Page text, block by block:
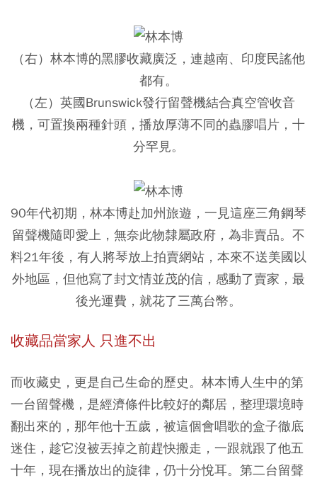
（右）林本博的黑膠收藏廣泛，連越南、印度民謠他
都有。
（左）英國Brunswick發行留聲機結合真空管收音
機，可置換兩種針頭，播放厚薄不同的蟲膠唱片，十
分罕見。
90年代初期，林本博赴加州旅遊，一見這座三角鋼琴
留聲機隨即愛上，無奈此物隸屬政府，為非賣品。不
料21年後，有人將琴放上拍賣網站，本來不送美國以
外地區，但他寫了封文情並茂的信，感動了賣家，最
後光運費，就花了三萬台幣。
收藏品當家人 只進不出
而收藏史，更是自己生命的歷史。林本博人生中的第
一台留聲機，是經濟條件比較好的鄰居，整理環境時
翻出來的，那年他十五歲，被這個會唱歌的盒子徹底
迷住，趁它沒被丟掉之前趕快搬走，一跟就跟了他五
十年，現在播放出的旋律，仍十分悅耳。第二台留聲